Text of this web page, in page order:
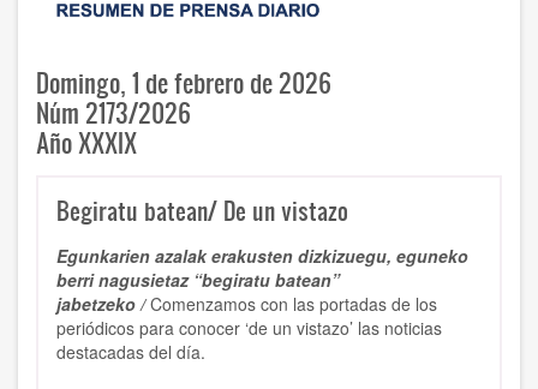
Domingo, 1 de febrero de 2026
Núm 2173/2026
Año XXXIX
Begiratu batean/ De un vistazo
Egunkarien azalak erakusten dizkizuegu, eguneko
berri nagusietaz “begiratu batean”
jabetzeko /Comenzamos con las portadas de los
periódicos para conocer ‘de un vistazo’ las noticias
destacadas del día.